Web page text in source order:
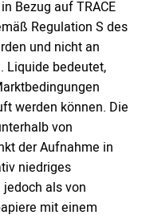
Bezug auf TRACE
Regulation S des
und nicht an
Liquide bedeutet,
werden können. Die
von
der Aufnahme in
niedriges
als von
mit einem